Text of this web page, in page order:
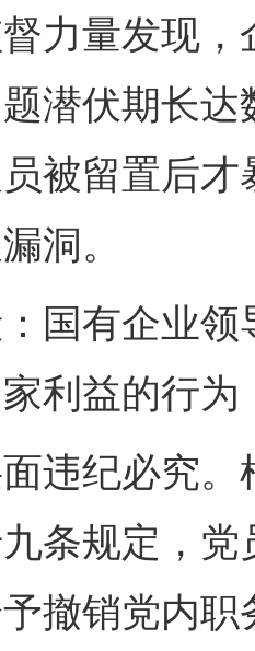
力量发现
潜伏期长
被留置后
洞。
有企业领
利益的行
纪必究。
条规定，
撤销党内